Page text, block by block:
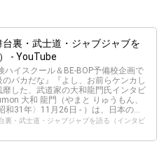
裏・武士道・ジャブジャブを
- YouTube
ハイスクール＆BE-BOP予備校企画で
のバカだな』『よし、お前らケンカし
した、武道家の大和龍門氏インタビ
大和 龍門（やまと りゅうもん、
和31年〉11月26日 - ）は、日本の...
裏・武士道・ジャブジャブを語る（インタビ